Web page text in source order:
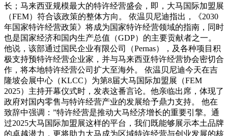
长；马来西亚规模最大的特许经营盛会，即，大马国际加盟展
（FEM）符合该政策的整体方向。 依温贝尼迪指出，《2030
年国家特许经营政策》将成为国家特许经营领域的指南，同时
也是国家经济和国内生产总值（GDP）的主要贡献者之一。
他说，该部通过国民企业有限公司（Pernas），及各种项目积
极支持预特许经营企业家，并与马来西亚特许经营协会密切合
作，将本地特许经营公司扩大至海外。 依温贝尼迪今天在吉
隆坡会展中心（KLCC）为第8届大马国际加盟展（FEM
2025）主持开幕仪式时，发表这番言论。他亲临出席，体现了
政府对国内零售与特许经营产业的发展给予鼎力支持。 他在
致辞中强调：”特许经营是推动大马经济增长的重要引擎。通
过2025大马国际加盟展这样的平台，我们既能够展示本土品牌
的卓越潜力，更将助力大马成为区域特许经营与创业发展的核